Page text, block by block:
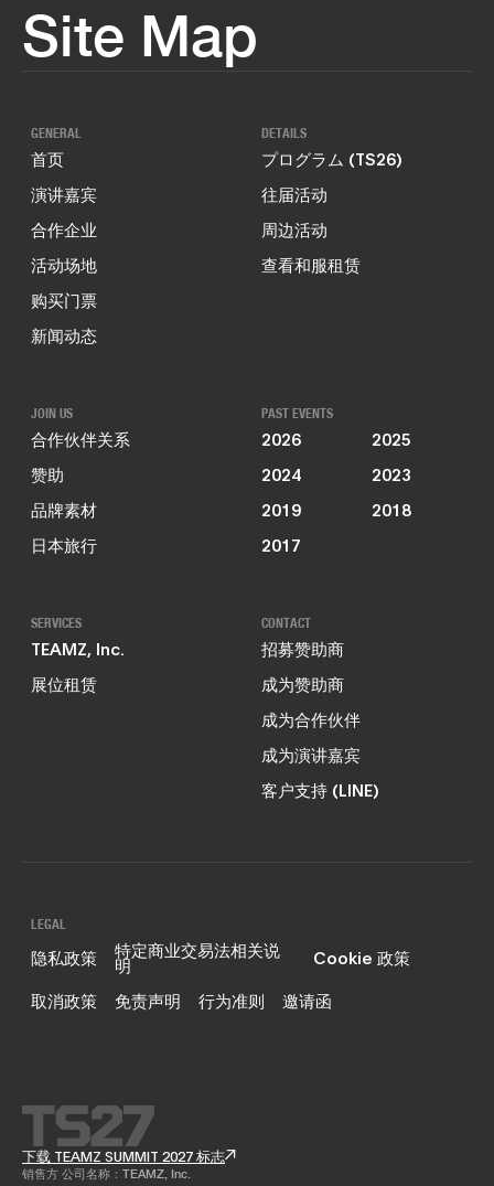
Site Map
GENERAL
首页
演讲嘉宾
合作企业
活动场地
购买门票
新闻动态
DETAILS
プログラム (TS26)
往届活动
周边活动
查看和服租赁
JOIN US
合作伙伴关系
赞助
品牌素材
日本旅行
PAST EVENTS
2026
2025
2024
2023
2019
2018
2017
SERVICES
TEAMZ, Inc.
展位租赁
CONTACT
招募赞助商
成为赞助商
成为合作伙伴
成为演讲嘉宾
客户支持 (LINE)
LEGAL
隐私政策 特定商业交易法相关说
明
Cookie 政策
取消政策
免责声明 行为准则 邀请函
下载 TEAMZ SUMMIT 2027 标志
销售方 公司名称：TEAMZ, Inc.